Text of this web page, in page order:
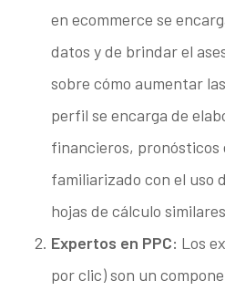
en ecommerce se
datos y de brindar el
sobre cómo aumentar
perfil se encarga de
financieros, pronósticos
familiarizado con el uso
hojas de cálculo
Expertos en PPC: Los
por clic) son un